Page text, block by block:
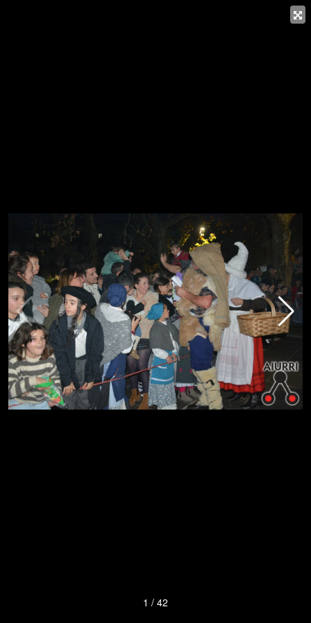
1 / 42